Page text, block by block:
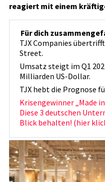
reagiert mit einem
Für dich
TJX Companies
Street.
Umsatz steigt im Q1
Milliarden US-Dollar.
TJX hebt die Prognose
Krisengewinner „Made
Diese 3 deutschen
Blick behalten! (hier